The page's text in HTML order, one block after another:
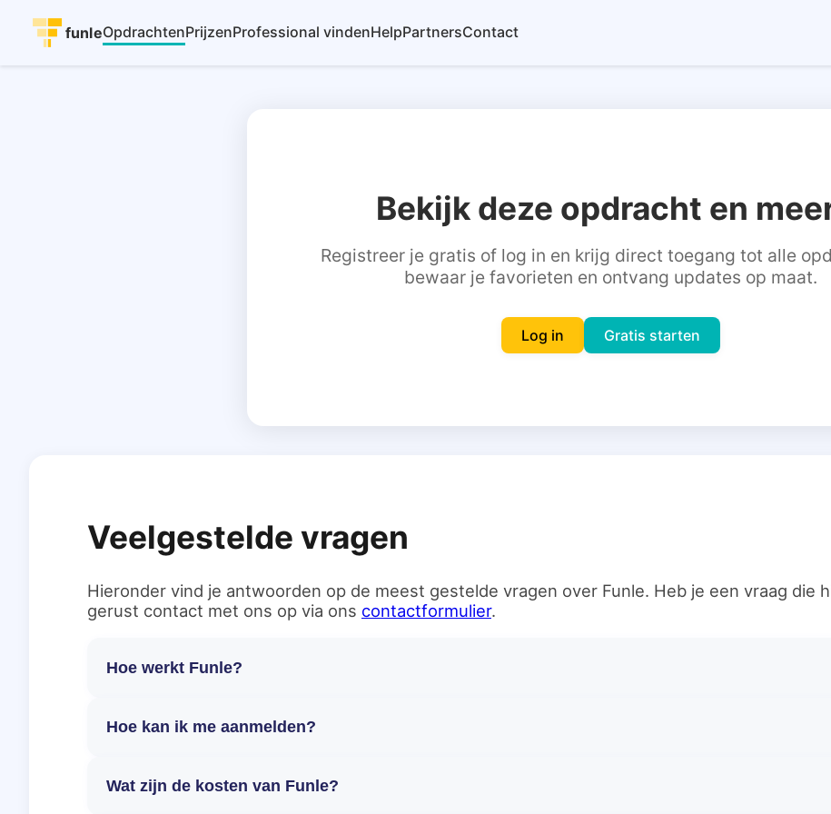
funleOpdrachtenPrijzenProfessional vindenHelpPartnersContact
Bekijk deze opdracht en
Registreer je gratis of log in en krijg direct toegang tot alle
bewaar je favorieten en ontvang updates op maat.
Log in Gratis starten
Veelgestelde vragen
Hieronder vind je antwoorden op de meest gestelde vragen over Funle. Heb je een vraag die
gerust contact met ons op via ons contactformulier.
Hoe werkt Funle?
Hoe kan ik me aanmelden?
Wat zijn de kosten van Funle?